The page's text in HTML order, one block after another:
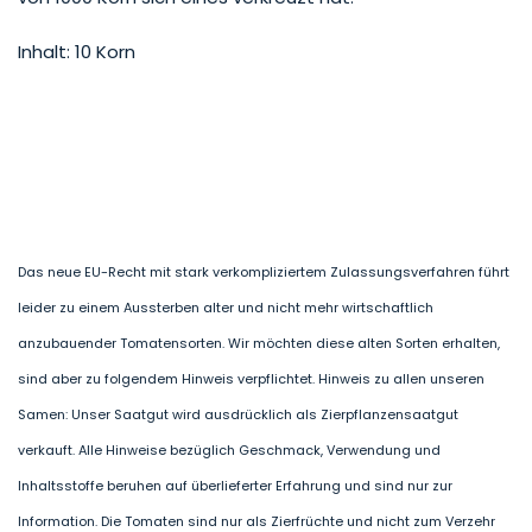
Inhalt: 10 Korn
Das neue EU-Recht mit stark verkompliziertem Zulassungsverfahren führt
leider zu einem Aussterben alter und nicht mehr wirtschaftlich
anzubauender Tomatensorten. Wir möchten diese alten Sorten erhalten,
sind aber zu folgendem Hinweis verpflichtet. Hinweis zu allen unseren
Samen: Unser Saatgut wird ausdrücklich als Zierpflanzensaatgut
verkauft. Alle Hinweise bezüglich Geschmack, Verwendung und
Inhaltsstoffe beruhen auf überlieferter Erfahrung und sind nur zur
Information. Die Tomaten sind nur als Zierfrüchte und nicht zum Verzehr